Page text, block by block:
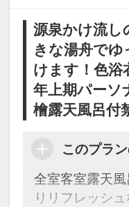
源泉かけ流し
きな湯舟で
けます！色浴
年上期パーソ
檜露天風呂付
このプラ
全室客室露天
りリフレッシ